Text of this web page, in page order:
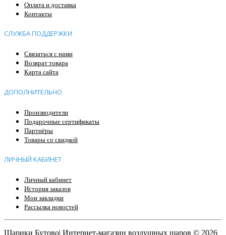
Оплата и доставка
Контакты
СЛУЖБА ПОДДЕРЖКИ
Связаться с нами
Возврат товара
Карта сайта
ДОПОЛНИТЕЛЬНО
Производители
Подарочные сертификаты
Партнёры
Товары со скидкой
ЛИЧНЫЙ КАБИНЕТ
Личный кабинет
История заказов
Мои закладки
Рассылка новостей
Шарики Бутово| Интернет-магазин воздушных шаров © 2026